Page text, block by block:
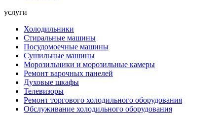
услуги
Холодильники
Стиральные машины
Посудомоечные машины
Сушильные машины
Морозильники и морозильные камеры
Ремонт варочных панелей
Духовые шкафы
Телевизоры
Ремонт торгового холодильного оборудования
Обслуживание холодильного оборудования